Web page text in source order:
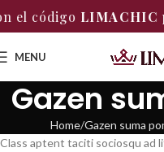
el códigoLIMACHIC
MENU
Gazen
Home Gazen suma
Class aptent taciti sociosqu ad